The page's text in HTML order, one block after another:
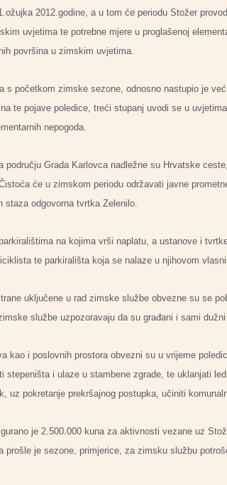
2012.godine, a u tom će periodu Stožer
uvjetima te potrebne mjere u proglašenoj
površina u zimskim uvjetima.
s početkom zimske sezone, odnosno nastupio je
te pojave poledice, treći stupanj uvodi se u
nepogoda.
području Grada Karlovca nadležne su Hrvatske
će u zimskom periodu održavati javne
odgovorna tvrtka Zelenilo.
na kojima vrši naplatu, a ustanove i
te parkirališta koja se nalaze u njihovom
uključene u rad zimske službe obvezne su se
službe uzpozoravaju da su građani i sami
kao i poslovnih prostora obvezni su u vrijeme
stepeništa i ulaze u stambene zgrade, te uklanjati
uz pokretanje prekršajnog postupka, učiniti
je 2.500.000 kuna za aktivnosti vezane uz
prošle je sezone, primjerice, za zimsku službu